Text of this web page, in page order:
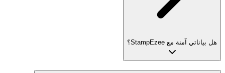
هل بياناتي آمنة مع StampEzee؟